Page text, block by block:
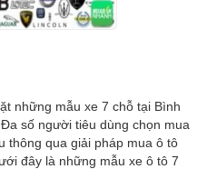
những mẫu xe 7 chỗ tại Bình
số người tiêu dùng chọn mua
thông qua giải pháp mua ô tô
đây là những mẫu xe ô tô 7